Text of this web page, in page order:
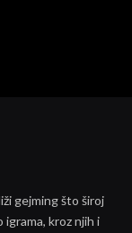
gejming što široj
kroz njih i